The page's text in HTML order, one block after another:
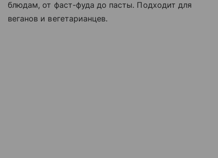
блюдам, от фаст-фуда до пасты. Подходит для
веганов и вегетарианцев.